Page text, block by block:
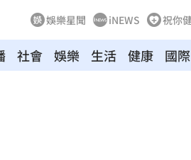
娛樂星聞 iNEWS 祝你
社會 娛樂 生活 健康 國際